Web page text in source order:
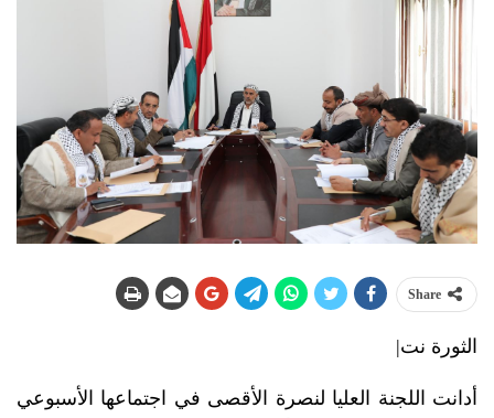
Share
الثورة نت|
أدانت اللجنة العليا لنصرة الأقصى في اجتماعها الأسبوعي